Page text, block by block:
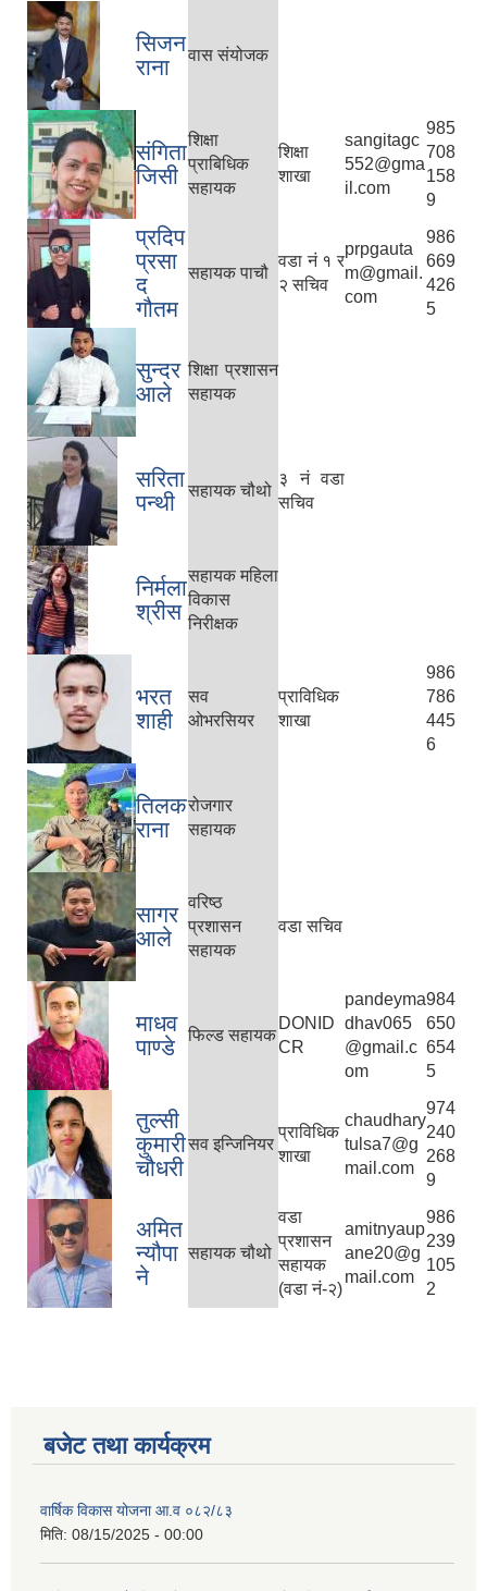
सिजन
राना
वास संयोजक
संगिता
जिसी
शिक्षा
प्राबिधिक
सहायक
शिक्षा
शाखा
sangitagc
552@gma
il.com
985
708
158
9
प्रदिप
प्रसा
द
गौतम
सहायक पाचौ
वडा नं १ र
२ सचिव
prpgauta
m@gmail.
com
986
669
426
5
सुन्दर
आले
शिक्षा प्रशासन
सहायक
सरिता
पन्थी
सहायक चौथो
३ नं वडा
सचिव
निर्मला
श्रीस
सहायक महिला
विकास
निरीक्षक
भरत
शाही
सव
ओभरसियर
प्राविधिक
शाखा
986
786
445
6
तिलक
राना
रोजगार
सहायक
सागर
आले
वरिष्ठ
प्रशासन
सहायक
वडा सचिव
माधव
पाण्डे
फिल्ड सहायक
DONID
CR
pandeyma
dhav065
@gmail.c
om
984
650
654
5
तुल्सी
कुमारी
चौधरी
सव इन्जिनियर
प्राविधिक
शाखा
chaudhary
tulsa7@g
mail.com
974
240
268
9
अमित
न्यौपा
ने
सहायक चौथो
वडा
प्रशासन
सहायक
(वडा नं-२)
amitnyaup
ane20@g
mail.com
986
239
105
2
बजेट तथा कार्यक्रम
वार्षिक विकास योजना आ.व ०८२/८३
मिति: 08/15/2025 - 00:00